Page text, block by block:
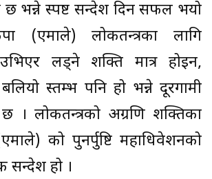
भन्ने स्पष्ट सन्देश दिन सफल भयो
(एमाले) लोकतन्त्रका लागि
लड्ने शक्ति मात्र होइन,
स्तम्भ पनि हो भन्ने दूरगामी
। लोकतन्त्रको अग्रणि शक्तिका
को पुनर्पुष्टि महाधिवेशनको
सन्देश हो ।